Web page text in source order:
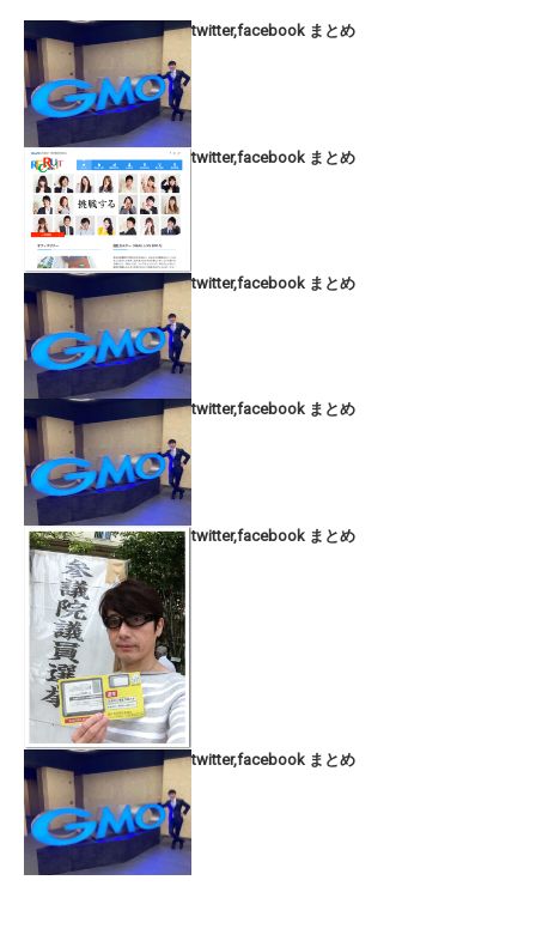
twitter,facebook まとめ
twitter,facebook まとめ
twitter,facebook まとめ
twitter,facebook まとめ
twitter,facebook まとめ
twitter,facebook まとめ